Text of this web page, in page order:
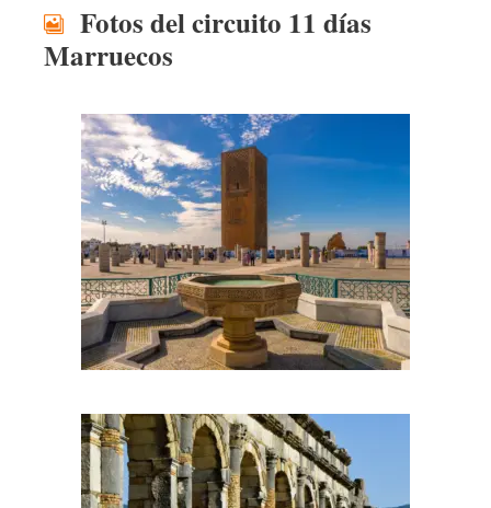
Fotos del circuito 11 días
Marruecos